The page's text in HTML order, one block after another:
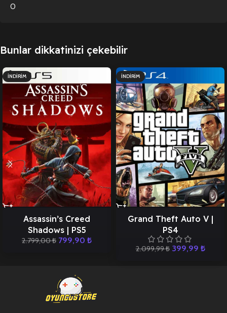
0
Bunlar dikkatinizi çekebilir
İNDIRIM
Assassin’s Creed
Shadows | PS5
2.799,00₺ 799,90 ₺
İNDIRIM
Grand Theft Auto V |
PS4
2.099,99₺ 399,99 ₺